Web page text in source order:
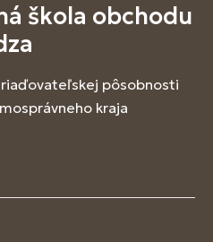
škola obchodu
pôsobnosti
kraja